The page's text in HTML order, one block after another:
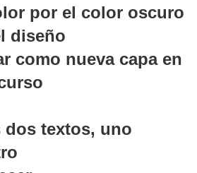
por el color oscuro
diseño
como nueva capa en
dos textos, uno